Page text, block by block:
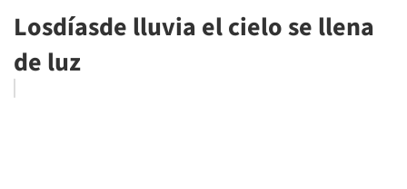
Losdíasde lluvia el cielo se llena
de luz